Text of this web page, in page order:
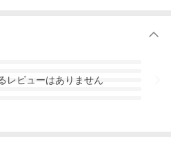
レビューはありません